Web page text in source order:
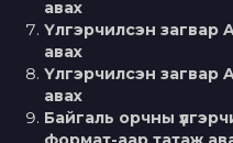
авах
Үлгэрчилсэн загвар
авах
Үлгэрчилсэн загвар
авах
Байгаль орчны